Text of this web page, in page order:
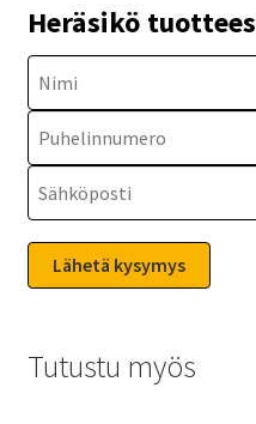
Heräsikö
Tutustu myös